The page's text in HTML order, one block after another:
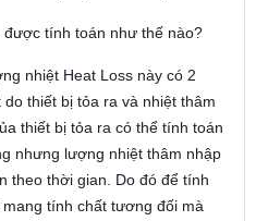
tính toán như thế nào?
nhiệt Heat Loss này có 2
thiết bị tỏa ra và nhiệt thâm
thiết bị tỏa ra có thể tính toán
nhưng lượng nhiệt thâm nhập
theo thời gian. Do đó để tính
tính chất tương đối mà